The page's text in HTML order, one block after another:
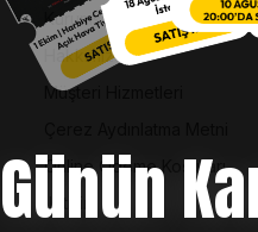
Günün
Kurumsal Kimlik
Hakkımızda
Müşteri Hizmetleri
Online Ödeme Koşulları
İletişim